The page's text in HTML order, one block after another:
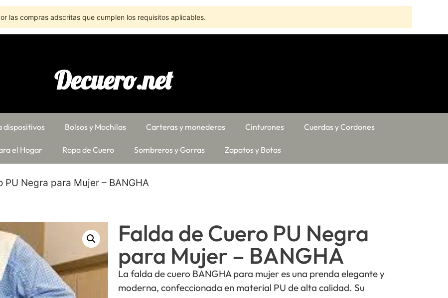
las compras adscritas que cumplen los requisitos aplicables.
Decuero.net
dispositivos Bolsos y Mochilas Carteras y monederos Cinturones Cuerdas y Cordones
el Hogar Ropa de Cuero Sombreros y Gorras Zapatos y Botas
PU Negra para Mujer – BANGHA
Falda de Cuero PU Negra
para Mujer – BANGHA
La falda de cuero BANGHA para mujer es una prenda elegante y
moderna, confeccionada en material PU de alta calidad. Su